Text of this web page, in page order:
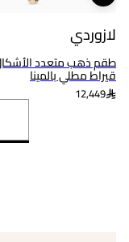
لازوردي
قيراط مطلي بالمينا
12,449